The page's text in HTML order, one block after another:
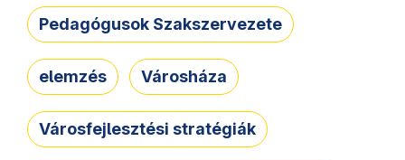
Pedagógusok Szakszervezete
elemzés Városháza
Városfejlesztési stratégiák